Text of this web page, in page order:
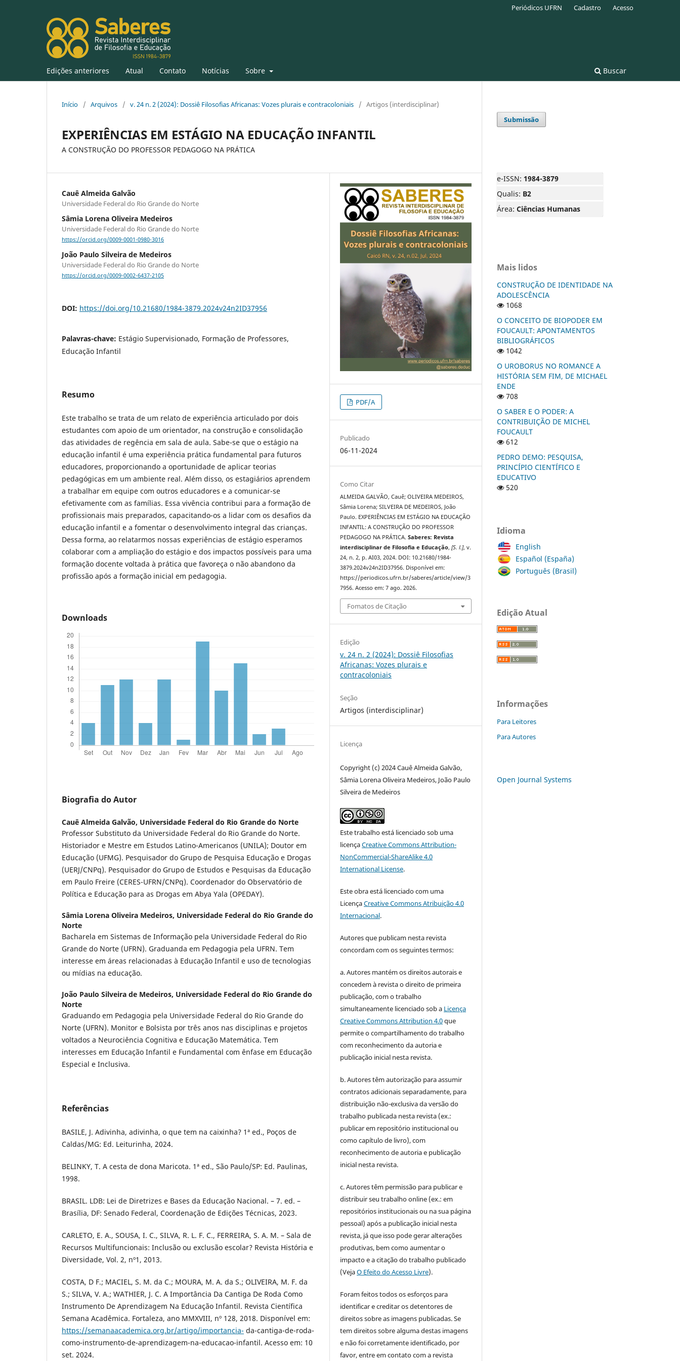
Edições anteriores Atual Contato Notícias Sobre Buscar
Periódicos UFRN Cadastro Acesso
Início / Arquivos / v. 24 n. 2 (2024): Dossiê Filosofias Africanas: Vozes plurais e contracoloniais / Artigos (interdisciplinar)
EXPERIÊNCIAS EM ESTÁGIO NA EDUCAÇÃO INFANTIL
A CONSTRUÇÃO DO PROFESSOR PEDAGOGO NA PRÁTICA
Cauê Almeida Galvão
Universidade Federal do Rio Grande do Norte
Sâmia Lorena Oliveira Medeiros
Universidade Federal do Rio Grande do Norte
https://orcid.org/0009-0001-0980-3016
João Paulo Silveira de Medeiros
Universidade Federal do Rio Grande do Norte
https://orcid.org/0009-0002-6437-2105
DOI: https://doi.org/10.21680/1984-3879.2024v24n2ID37956
Palavras-chave: Estágio Supervisionado, Formação de Professores,
Educação Infantil
Resumo
Este trabalho se trata de um relato de experiência articulado por dois
estudantes com apoio de um orientador, na construção e consolidação
das atividades de regência em sala de aula. Sabe-se que o estágio na
educação infantil é uma experiência prática fundamental para futuros
educadores, proporcionando a oportunidade de aplicar teorias
pedagógicas em um ambiente real. Além disso, os estagiários aprendem
a trabalhar em equipe com outros educadores e a comunicar-se
efetivamente com as famílias. Essa vivência contribui para a formação de
profissionais mais preparados, capacitando-os a lidar com os desafios da
educação infantil e a fomentar o desenvolvimento integral das crianças.
Dessa forma, ao relatarmos nossas experiências de estágio esperamos
colaborar com a ampliação do estágio e dos impactos possíveis para uma
formação docente voltada à prática que favoreça o não abandono da
profissão após a formação inicial em pedagogia.
Downloads
Biografia do Autor
Cauê Almeida Galvão, Universidade Federal do Rio Grande do Norte
Professor Substituto da Universidade Federal do Rio Grande do Norte.
Historiador e Mestre em Estudos Latino-Americanos (UNILA); Doutor em
Educação (UFMG). Pesquisador do Grupo de Pesquisa Educação e Drogas
(UERJ/CNPq). Pesquisador do Grupo de Estudos e Pesquisas da Educação
em Paulo Freire (CERES-UFRN/CNPq). Coordenador do Observatório de
Política e Educação para as Drogas em Abya Yala (OPEDAY).
Sâmia Lorena Oliveira Medeiros, Universidade Federal do Rio Grande do
Norte
Bacharela em Sistemas de Informação pela Universidade Federal do Rio
Grande do Norte (UFRN). Graduanda em Pedagogia pela UFRN. Tem
interesse em áreas relacionadas à Educação Infantil e uso de tecnologias
ou mídias na educação.
João Paulo Silveira de Medeiros, Universidade Federal do Rio Grande do
Norte
Graduando em Pedagogia pela Universidade Federal do Rio Grande do
Norte (UFRN). Monitor e Bolsista por três anos nas disciplinas e projetos
voltados a Neurociência Cognitiva e Educação Matemática. Tem
interesses em Educação Infantil e Fundamental com ênfase em Educação
Especial e Inclusiva.
Referências
BASILE, J. Adivinha, adivinha, o que tem na caixinha? 1ª ed., Poços de
Caldas/MG: Ed. Leiturinha, 2024.
BELINKY, T. A cesta de dona Maricota. 1ª ed., São Paulo/SP: Ed. Paulinas,
1998.
BRASIL. LDB: Lei de Diretrizes e Bases da Educação Nacional. – 7. ed. –
Brasília, DF: Senado Federal, Coordenação de Edições Técnicas, 2023.
CARLETO, E. A., SOUSA, I. C., SILVA, R. L. F. C., FERREIRA, S. A. M. – Sala de
Recursos Multifuncionais: Inclusão ou exclusão escolar? Revista História e
Diversidade, Vol. 2, nº1, 2013.
COSTA, D F.; MACIEL, S. M. da C.; MOURA, M. A. da S.; OLIVEIRA, M. F. da
S.; SILVA, V. A.; WATHIER, J. C. A Importância Da Cantiga De Roda Como
Instrumento De Aprendizagem Na Educação Infantil. Revista Científica
Semana Acadêmica. Fortaleza, ano MMXVIII, nº 128, 2018. Disponível em:
https://semanaacademica.org.br/artigo/importancia- da-cantiga-de-roda-
como-instrumento-de-aprendizagem-na-educacao-infantil. Acesso em: 10
set. 2024.
PDF/A
Publicado
06-11-2024
Como Citar
ALMEIDA GALVÃO, Cauê; OLIVEIRA MEDEIROS,
Sâmia Lorena; SILVEIRA DE MEDEIROS, João
Paulo. EXPERIÊNCIAS EM ESTÁGIO NA EDUCAÇÃO
INFANTIL: A CONSTRUÇÃO DO PROFESSOR
PEDAGOGO NA PRÁTICA.Saberes: Revista
interdisciplinar de Filosofia e Educação,[S. l.], v.
24, n. 2, p. AI03, 2024. DOI: 10.21680/1984-
3879.2024v24n2ID37956. Disponível em:
https://periodicos.ufrn.br/saberes/article/view/3
7956. Acesso em: 7 ago. 2026.
Fomatos de Citação
Edição
v. 24 n. 2 (2024): Dossiê Filosofias
Africanas: Vozes plurais e
contracoloniais
Seção
Artigos (interdisciplinar)
Licença
Copyright (c) 2024 Cauê Almeida Galvão,
Sâmia Lorena Oliveira Medeiros, João Paulo
Silveira de Medeiros
Este trabalho está licenciado sob uma
licençaCreative Commons Attribution-
NonCommercial-ShareAlike 4.0
International License.
Este obra está licenciado com uma
LicençaCreative Commons Atribuição 4.0
Internacional.
Autores que publicam nesta revista
concordam com os seguintes termos:
a. Autores mantém os direitos autorais e
concedem à revista o direito de primeira
publicação, com o trabalho
simultaneamente licenciado sob a Licença
Creative Commons Attribution 4.0que
permite o compartilhamento do trabalho
com reconhecimento da autoria e
publicação inicial nesta revista.
b. Autores têm autorização para assumir
contratos adicionais separadamente, para
distribuição não-exclusiva da versão do
trabalho publicada nesta revista (ex.:
publicar em repositório institucional ou
como capítulo de livro), com
reconhecimento de autoria e publicação
inicial nesta revista.
c. Autores têm permissão para publicar e
distribuir seu trabalho online (ex.: em
repositórios institucionais ou na sua página
pessoal) após a publicação inicial nesta
revista, já que isso pode gerar alterações
produtivas, bem como aumentar o
impacto e a citação do trabalho publicado
(VejaO Efeito do Acesso Livre).
Foram feitos todos os esforços para
identificar e creditar os detentores de
direitos sobre as imagens publicadas. Se
tem direitos sobre alguma destas imagens
e não foi corretamente identificado, por
favor, entre em contato com a revista
Submissão
e-ISSN: 1984-3879
Qualis: B2
Área: Ciências Humanas
Mais lidos
CONSTRUÇÃO DE IDENTIDADE NA
ADOLESCÊNCIA
1068
O CONCEITO DE BIOPODER EM
FOUCAULT: APONTAMENTOS
BIBLIOGRÁFICOS
1042
O UROBORUS NO ROMANCE A
HISTÓRIA SEM FIM, DE MICHAEL
ENDE
708
O SABER E O PODER: A
CONTRIBUIÇÃO DE MICHEL
FOUCAULT
612
PEDRO DEMO: PESQUISA,
PRINCÍPIO CIENTÍFICO E
EDUCATIVO
520
Idioma
English
Español (España)
Português (Brasil)
Edição Atual
Informações
Para Leitores
Para Autores
Open Journal Systems